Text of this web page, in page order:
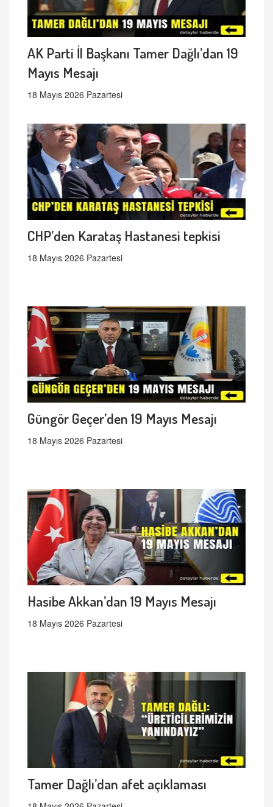
AK Parti İl Başkanı Tamer Dağlı’dan 19
Mayıs Mesajı
18 Mayıs 2026 Pazartesi
CHP’den Karataş Hastanesi tepkisi
18 Mayıs 2026 Pazartesi
Güngör Geçer’den 19 Mayıs Mesajı
18 Mayıs 2026 Pazartesi
Hasibe Akkan’dan 19 Mayıs Mesajı
18 Mayıs 2026 Pazartesi
Tamer Dağlı’dan afet açıklaması